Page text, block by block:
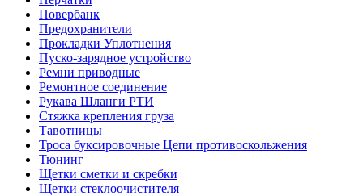
Повербанк
Предохранители
Прокладки Уплотнения
Пуско-зарядное устройство
Ремни приводные
Ремонтное соединение
Рукава Шланги РТИ
Стяжка крепления груза
Тавотницы
Троса буксировочные Цепи противоскольжения
Тюнинг
Щетки сметки и скребки
Щетки стеклоочистителя